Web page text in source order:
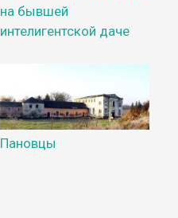
на бывшей
интелигентской даче
Пановцы